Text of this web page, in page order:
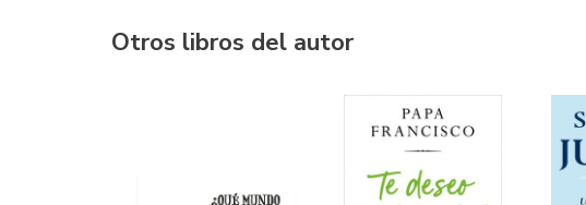
Otros libros del autor